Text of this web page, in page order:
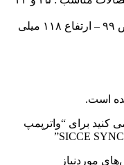
ابعاد پمپ در آن : طول ۱۷۳ – عرض ۹۹ – ارتفاع ۱۱۸ میلی
است.
کنید برای “واترپمپ
موردنیاز